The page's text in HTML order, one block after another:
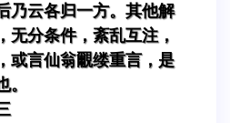
乃云各归一方。其他解
无分条件，紊乱互注，
或言仙翁覼缕重言，是